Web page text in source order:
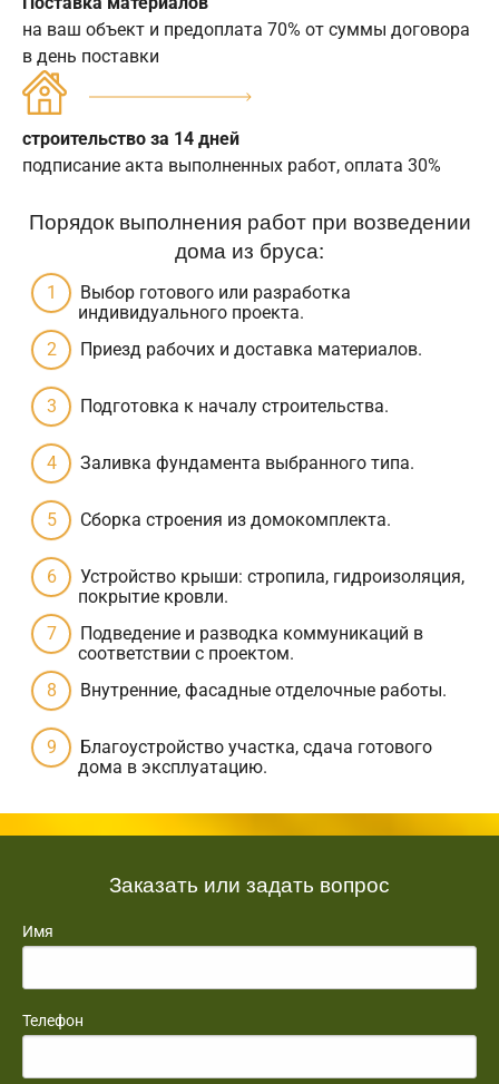
на ваш объект и предоплата 70% от суммы договора
в день поставки
строительство за 14 дней
подписание акта выполненных работ, оплата 30%
Порядок выполнения работ при возведении
дома из бруса:
Выбор готового или разработка
индивидуального проекта.
Приезд рабочих и доставка материалов.
Подготовка к началу строительства.
Заливка фундамента выбранного типа.
Сборка строения из домокомплекта.
Устройство крыши: стропила, гидроизоляция,
покрытие кровли.
Подведение и разводка коммуникаций в
соответствии с проектом.
Внутренние, фасадные отделочные работы.
Благоустройство участка, сдача готового
дома в эксплуатацию.
Заказать или задать вопрос
Имя
Телефон